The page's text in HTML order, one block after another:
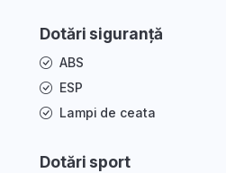
Dotări siguranță
ABS
ESP
Lampi de ceata
Dotări sport